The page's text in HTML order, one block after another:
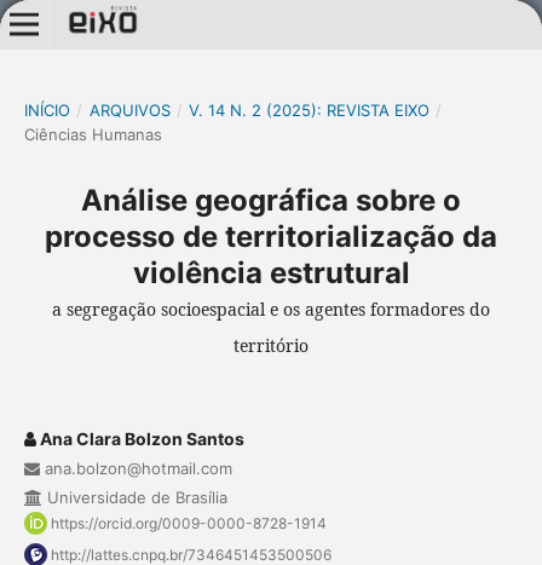
INÍCIO / ARQUIVOS / V. 14 N. 2 (2025): REVISTA EIXO /
Ciências Humanas
Análise geográfica sobre o
processo de territorialização da
violência estrutural
a segregação socioespacial e os agentes formadores do
território
Ana Clara Bolzon Santos
ana.bolzon@hotmail.com
Universidade de Brasília
https://orcid.org/0009-0000-8728-1914
http://lattes.cnpq.br/7346451453500506